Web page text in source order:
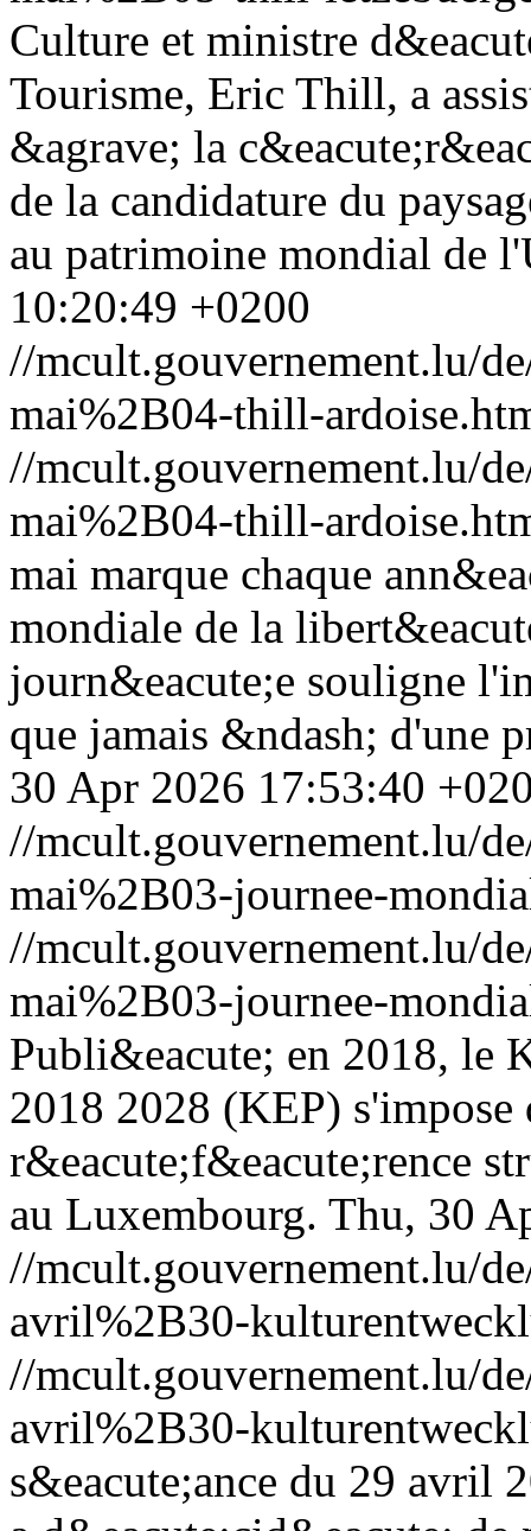
Culture et ministre
Tourisme, Eric Thill, a
&agrave; la
de la candidature du
au patrimoine mondial de
10:20:49 +0200
//mcult.gouvernement.lu/
mai%2B04-thill-
//mcult.gouvernement.lu/
mai%2B04-thill-
mai marque chaque
mondiale de la
journ&eacute;e souligne
que jamais &ndash; d'une
30 Apr 2026 17:53:40
//mcult.gouvernement.lu/
mai%2B03-journee-
//mcult.gouvernement.lu/
mai%2B03-journee-
Publi&eacute; en 2018, le
2018 2028 (KEP) s'impose
r&eacute;f&eacute;rence
au Luxembourg. Thu, 30
//mcult.gouvernement.lu/
avril%2B30-
//mcult.gouvernement.lu/
avril%2B30-
s&eacute;ance du 29 avril